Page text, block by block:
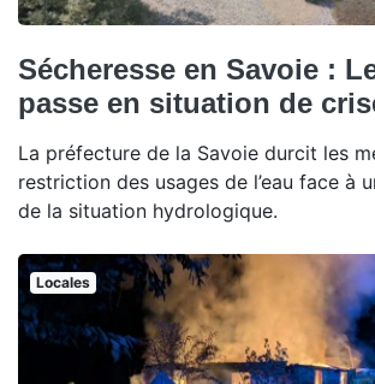
Sécheresse en Savoie :
passe en situation de
La préfecture de la Savoie durcit les
restriction des usages de l’eau face à
de la situation hydrologique.
Locales